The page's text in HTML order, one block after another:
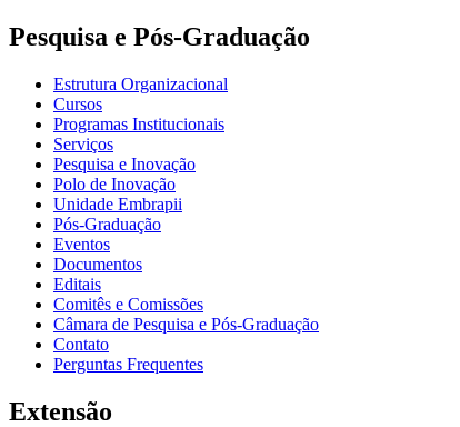
Pesquisa e Pós-Graduação
Estrutura Organizacional
Cursos
Programas Institucionais
Serviços
Pesquisa e Inovação
Polo de Inovação
Unidade Embrapii
Pós-Graduação
Eventos
Documentos
Editais
Comitês e Comissões
Câmara de Pesquisa e Pós-Graduação
Contato
Perguntas Frequentes
Extensão